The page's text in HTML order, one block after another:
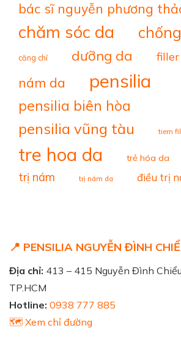
bác sĩ nguyễn phương
chăm sóc da
căng chỉ dưỡng da filler
nám da pensilia
pensilia biên hòa
pensilia vũng tàu tiem
tre hoa da trẻ hóa da
trị nám trị nám da điều trị
📍 PENSILIA NGUYỄN ĐÌNH
Địa chỉ: 413 – 415 Nguyễn Đình
TP.HCM
Hotline: 0938 777 885
🗺️ Xem chỉ đường